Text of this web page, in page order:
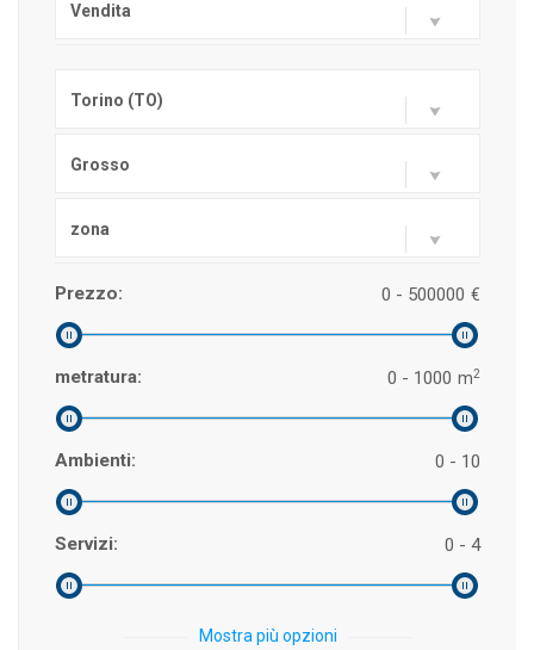
Vendita
Torino (TO)
Grosso
zona
Prezzo: €
0 - 500000
metratura: m2
0 - 1000
Ambienti: 0 - 10
Servizi: 0 - 4
Mostra più opzioni